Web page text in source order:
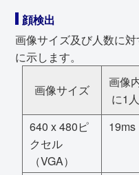
顔検出
画像サイズ及び人数に
に示します。
画像サイズ
画像
に1人
640 x 480ピ
クセル
（VGA）
19ms